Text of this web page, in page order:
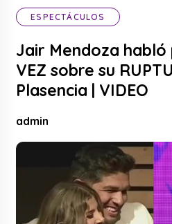
ESPECTÁCULOS
Jair Mendoza habló
VEZ sobre su
Plasencia | VIDEO
admin